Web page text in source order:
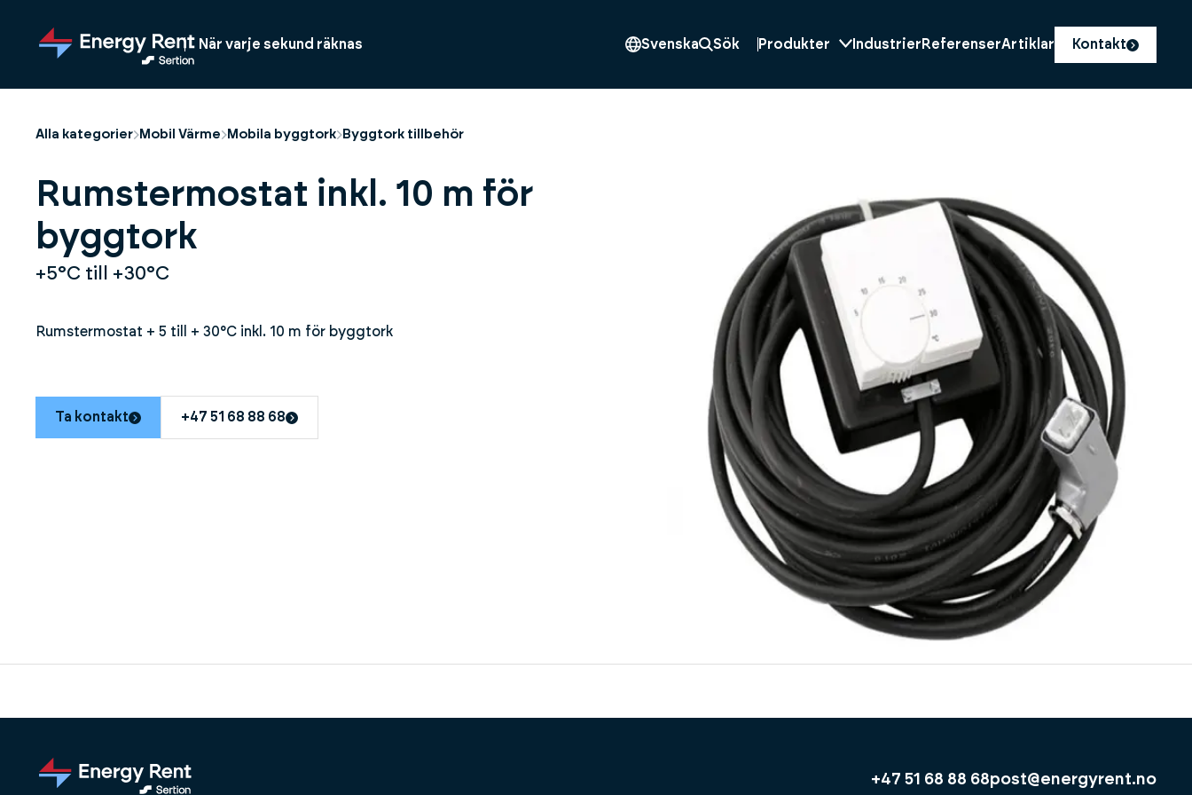
huvudinnehållet
När varje sekund räknas Svenska Sök Produkter Industrier ReferenserArtiklar Kontakt
Alla kategorier Mobil Värme Mobila byggtork Byggtork tillbehör
Rumstermostat inkl. 10 m för
byggtork
+5°C till +30°C
Rumstermostat + 5 till + 30°C inkl. 10 m för byggtork
Ta kontakt +47 51 68 88 68
+47 51 68 88 68post@energyrent.no